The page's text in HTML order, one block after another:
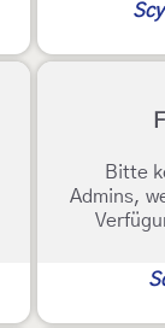
Bitte
Admins,